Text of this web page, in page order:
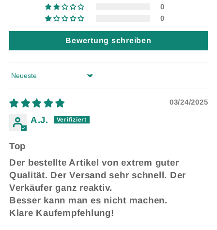
0
0
Bewertung schreiben
Sort by
03/24/2025
A.J.
Top
Der bestellte Artikel von extrem guter
Qualität. Der Versand sehr schnell. Der
Verkäufer ganz reaktiv.
Besser kann man es nicht machen.
Klare Kaufempfehlung!